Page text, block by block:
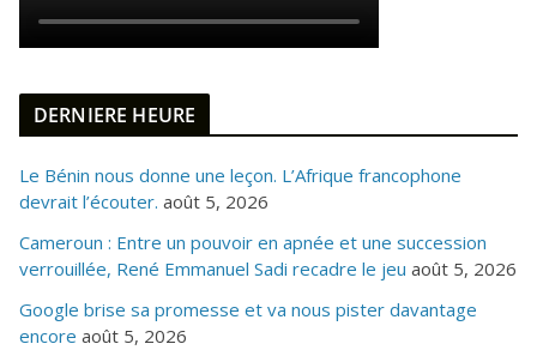
DERNIERE HEURE
Le Bénin nous donne une leçon. L’Afrique francophone
devrait l’écouter. août 5, 2026
Cameroun : Entre un pouvoir en apnée et une succession
verrouillée, René Emmanuel Sadi recadre le jeu août 5, 2026
Google brise sa promesse et va nous pister davantage
encore août 5, 2026